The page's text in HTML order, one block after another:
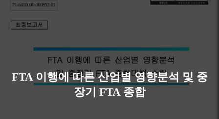
FTA 이행에 따른 산업별 영향분석 및 중
장기 FTA 종합